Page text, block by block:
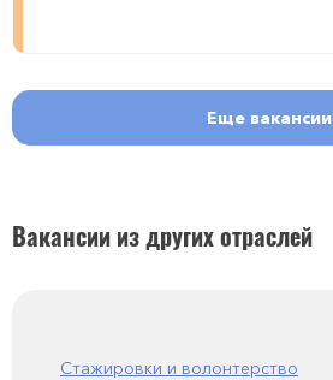
Еще вакансии
Вакансии из других отраслей
Стажировки и волонтерство